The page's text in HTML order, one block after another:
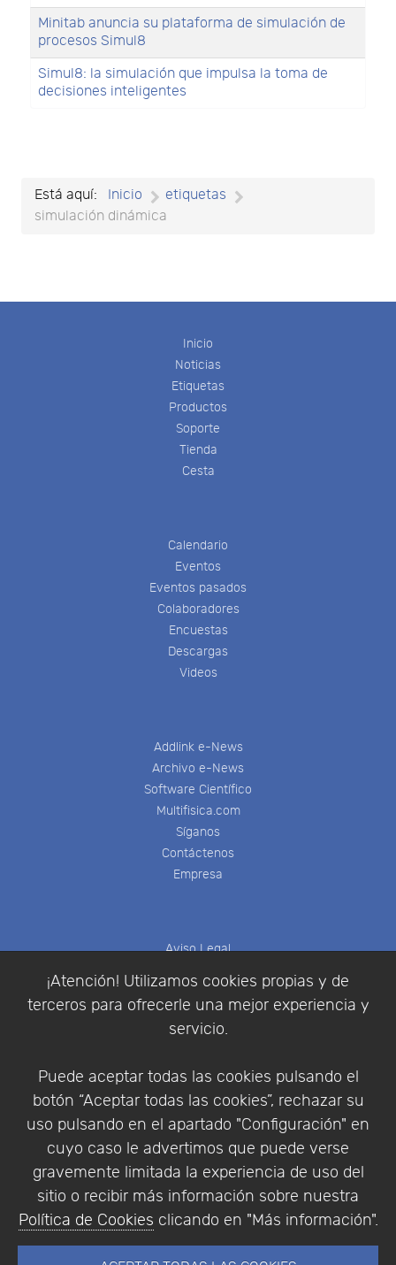
¡Atención! Utilizamos cookies propias y de
terceros para ofrecerle una mejor experiencia y
servicio.
Puede aceptar todas las cookies pulsando el
botón “Aceptar todas las cookies”, rechazar su
uso pulsando en el apartado "Configuración" en
cuyo caso le advertimos que puede verse
gravemente limitada la experiencia de uso del
sitio o recibir más información sobre nuestra
Política de Cookies clicando en "Más información".
Minitab anuncia su plataforma de simulación de
procesos Simul8
Simul8: la simulación que impulsa la toma de
decisiones inteligentes
Está aquí: Inicio
etiquetas
simulación dinámica
Inicio
Noticias
Etiquetas
Productos
Soporte
Tienda
Cesta
Calendario
Eventos
Eventos pasados
Colaboradores
Encuestas
Descargas
Videos
Addlink e-News
Archivo e-News
Software Científico
Multifisica.com
Síganos
Contáctenos
Empresa
Aviso Legal
Política de Privacidad
Condiciones de compra
Identificarse
Empresa|Aviso Legal| Política de Privacidad |
Política de Cookies
© Copyright 1994 - 2026. Addlink Software
Científico, S.L.